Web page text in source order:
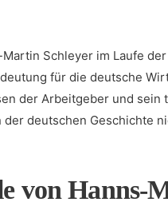
Martin Schleyer im Laufe
für⁣ die deutsche
⁣der Arbeitgeber und sein
der deutschen Geschichte
von Hanns-